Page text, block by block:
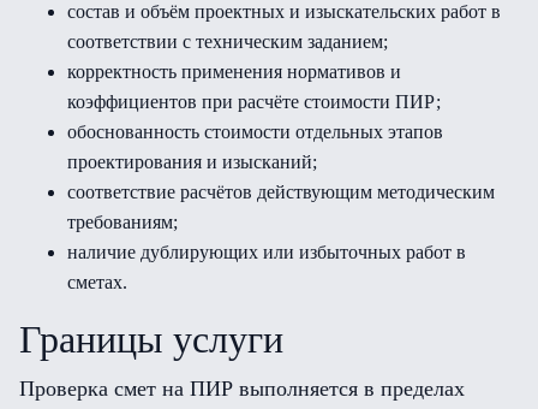
состав и объём проектных и изыскательских работ в
соответствии с техническим заданием;
корректность применения нормативов и
коэффициентов при расчёте стоимости ПИР;
обоснованность стоимости отдельных этапов
проектирования и изысканий;
соответствие расчётов действующим методическим
требованиям;
наличие дублирующих или избыточных работ в
сметах.
Границы услуги
Проверка смет на ПИР выполняется в пределах